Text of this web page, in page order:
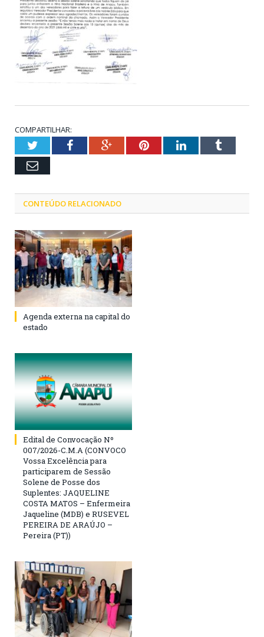
COMPARTILHAR:
TwitterFacebookGoogle+PinterestLinkedInTumblr
Email
CONTEÚDO RELACIONADO
Agenda externa na capital do
estado
Edital de Convocação Nº
007/2026-C.M.A (CONVOCO
Vossa Excelência para
participarem de Sessão
Solene de Posse dos
Suplentes: JAQUELINE
COSTA MATOS – Enfermeira
Jaqueline (MDB) e RUSEVEL
PEREIRA DE ARAÚJO –
Pereira (PT))